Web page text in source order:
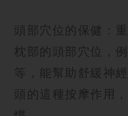
頭部穴位的保健：
枕部的頭部穴位，
等，能幫助舒緩神
頭的這種按摩作用